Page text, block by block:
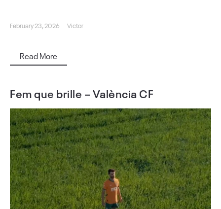
February 23, 2026 Victor
Read More
Fem que brille – València CF